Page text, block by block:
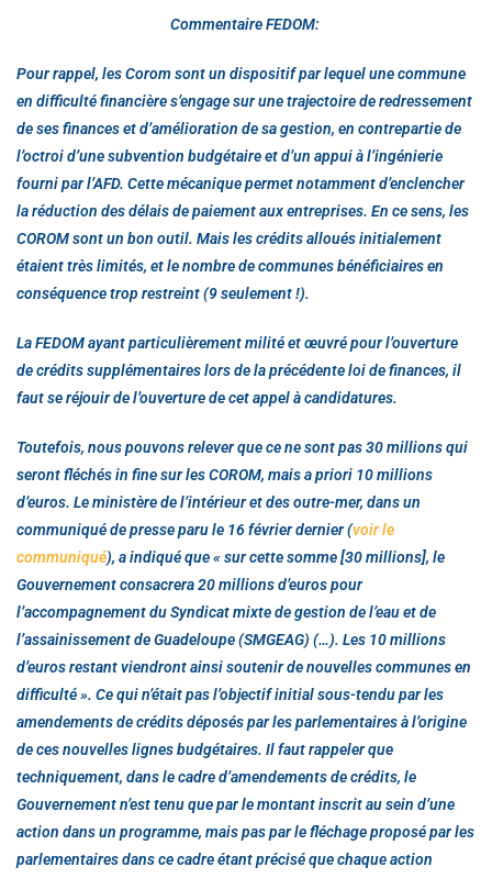
Commentaire FEDOM:
Pour rappel, les Corom sont un dispositif par lequel une commune
en difficulté financière s’engage sur une trajectoire de redressement
de ses finances et d’amélioration de sa gestion, en contrepartie de
l’octroi d’une subvention budgétaire et d’un appui à l’ingénierie
fourni par l’AFD. Cette mécanique permet notamment d’enclencher
la réduction des délais de paiement aux entreprises. En ce sens, les
COROM sont un bon outil. Mais les crédits alloués initialement
étaient très limités, et le nombre de communes bénéficiaires en
conséquence trop restreint (9 seulement !).
La FEDOM ayant particulièrement milité et œuvré pour l’ouverture
de crédits supplémentaires lors de la précédente loi de finances, il
faut se réjouir de l’ouverture de cet appel à candidatures.
Toutefois, nous pouvons relever que ce ne sont pas 30 millions qui
seront fléchés in fine sur les COROM, mais a priori 10 millions
d’euros. Le ministère de l’intérieur et des outre-mer, dans un
communiqué de presse paru le 16 février dernier (voir le
communiqué), a indiqué que « sur cette somme [30 millions], le
Gouvernement consacrera 20 millions d’euros pour
l’accompagnement du Syndicat mixte de gestion de l’eau et de
l’assainissement de Guadeloupe (SMGEAG) (…). Les 10 millions
d’euros restant viendront ainsi soutenir de nouvelles communes en
difficulté ». Ce qui n’était pas l’objectif initial sous-tendu par les
amendements de crédits déposés par les parlementaires à l’origine
de ces nouvelles lignes budgétaires. Il faut rappeler que
techniquement, dans le cadre d’amendements de crédits, le
Gouvernement n’est tenu que par le montant inscrit au sein d’une
action dans un programme, mais pas par le fléchage proposé par les
parlementaires dans ce cadre étant précisé que chaque action